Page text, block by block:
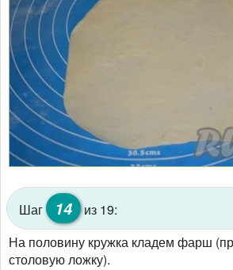
Шаг 14 из 19:
На половину кружка кладем фарш
столовую ложку).